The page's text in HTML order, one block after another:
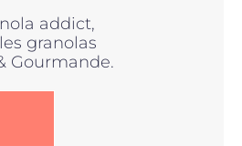
était :
51,50€.
est :
49,00€.
addict,
granolas
Gourmande.